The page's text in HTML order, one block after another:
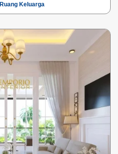
Ruang Keluarga